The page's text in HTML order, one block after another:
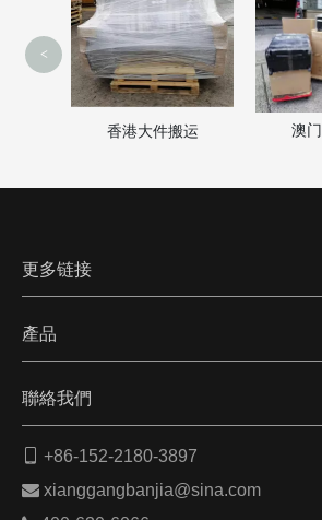
香港大件搬运 澳
<
更多链接
產品
聯絡我們
+86-152-2180-3897
 xianggangbanjia@sina.com